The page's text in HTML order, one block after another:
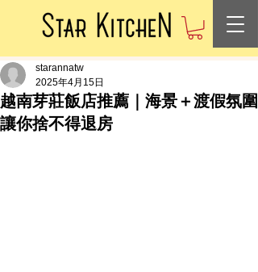
越南芽莊飯店推薦｜海景＋渡假氛圍
讓你捨不得退房
starannatw
2025年4月15日